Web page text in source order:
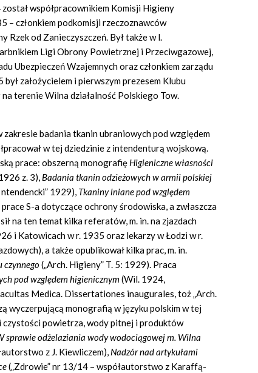
współpracownikiem Komisji Higieny
– członkiem podkomisji rzeczoznawców
od Zanieczyszczeń. Był także w l.
Ligi Obrony Powietrznej i Przeciwgazowej,
Ubezpieczeń Wzajemnych oraz członkiem zarządu
założycielem i pierwszym prezesem Klubu
terenie Wilna działalność Polskiego Tow.
zakresie badania tkanin ubraniowych pod względem
w tej dziedzinie z intendenturą wojskową.
prace: obszerną monografię Higieniczne własności
z. 3), Badania tkanin odzieżowych w armii polskiej
1929), Tkaniny lniane pod względem
S-a dotyczące ochrony środowiska, a zwłaszcza
na ten temat kilka referatów, m. in. na zjazdach
i Katowicach w r. 1935 oraz lekarzy w Łodzi w r.
a także opublikował kilka prac, m. in.
czynnego(„Arch. Higieny” T. 5: 1929). Praca
pod względem higienicznym (Wil. 1924,
Medica. Dissertationes inaugurales, toż „Arch.
wyczerpującą monografią w języku polskim w tej
czystości powietrza, wody pitnej i produktów
sprawie odżelaziania wody wodociągowej m. Wilna
z J. Kiewliczem), Nadzór nad artykułami
(„Zdrowie” nr 13/14 – współautorstwo z Karaffą-